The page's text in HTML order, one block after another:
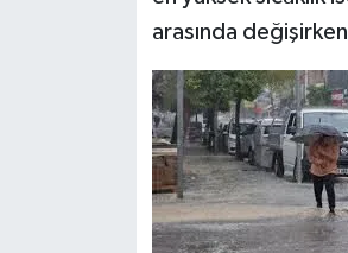
arasında